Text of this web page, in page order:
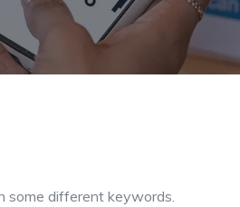
some different keywords.